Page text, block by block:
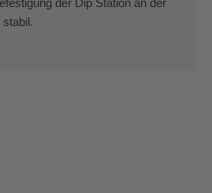
der Dip Station an der